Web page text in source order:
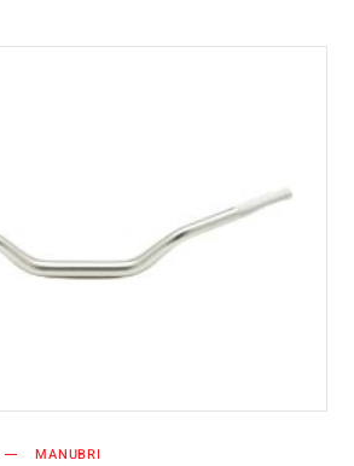
AL CARRELLO
MANUBRI